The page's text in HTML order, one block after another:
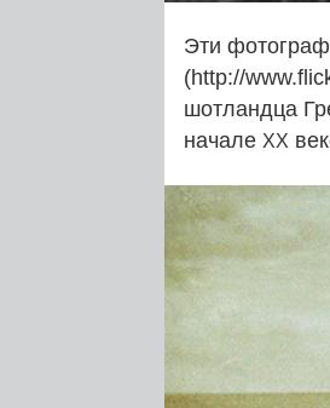
Эти
(http://
шотландца
начале XX